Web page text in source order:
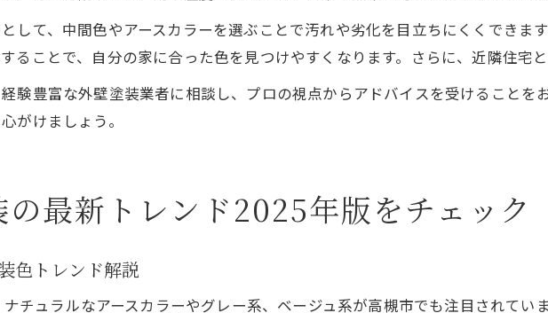
して、中間色やアースカラーを選ぶことで汚れや劣化を目立ちにくくできま
ることで、自分の家に合った色を見つけやすくなります。さらに、近隣住宅
験豊富な外壁塗装業者に相談し、プロの視点からアドバイスを受けることを
がけましょう。
最新トレンド2025年版をチェック
色トレンド解説
チュラルなアースカラーやグレー系、ベージュ系が高槻市でも注目されてい